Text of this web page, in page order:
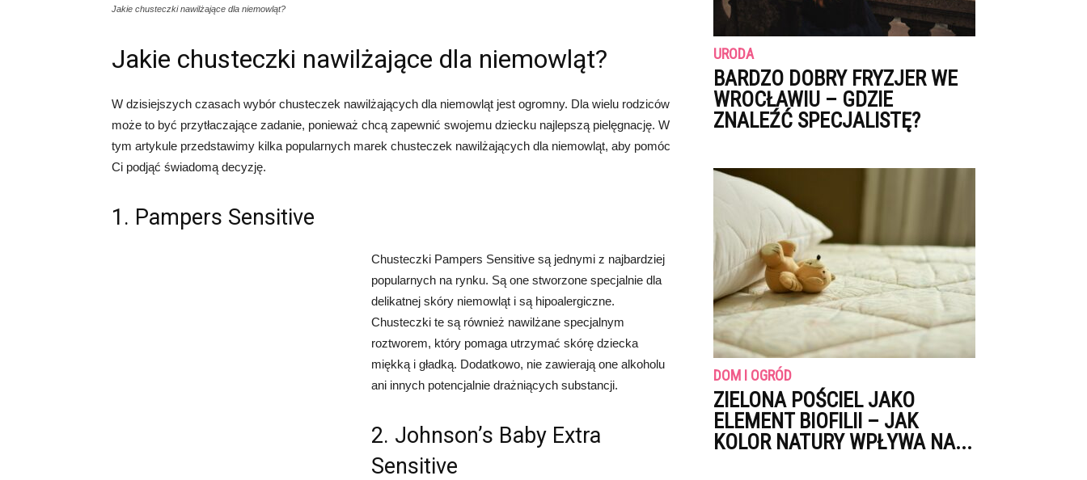
Jakie chusteczki nawilżające dla niemowląt?
Jakie chusteczki nawilżające dla niemowląt?
W dzisiejszych czasach wybór chusteczek nawilżających dla niemowląt jest ogromny. Dla wielu rodziców
może to być przytłaczające zadanie, ponieważ chcą zapewnić swojemu dziecku najlepszą pielęgnację. W
tym artykule przedstawimy kilka popularnych marek chusteczek nawilżających dla niemowląt, aby pomóc
Ci podjąć świadomą decyzję.
1. Pampers Sensitive
Chusteczki Pampers Sensitive są jednymi z najbardziej
popularnych na rynku. Są one stworzone specjalnie dla
delikatnej skóry niemowląt i są hipoalergiczne.
Chusteczki te są również nawilżane specjalnym
roztworem, który pomaga utrzymać skórę dziecka
miękką i gładką. Dodatkowo, nie zawierają one alkoholu
ani innych potencjalnie drażniących substancji.
2. Johnson’s Baby Extra
Sensitive
URODA
BARDZO DOBRY FRYZJER WE
WROCŁAWIU – GDZIE
ZNALEŹĆ SPECJALISTĘ?
DOM I OGRÓD
ZIELONA POŚCIEL JAKO
ELEMENT BIOFILII – JAK
KOLOR NATURY WPŁYWA NA...